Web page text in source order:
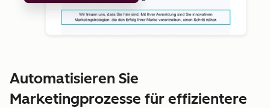
Automatisieren Sie
Marketingprozesse für effizientere